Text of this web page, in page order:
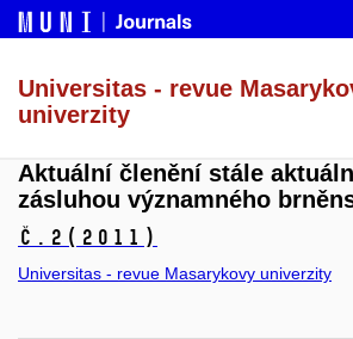
Universitas - revue
univerzity
Aktuální členění stále
zásluhou významného
č.2 (2011)
Universitas - revue Masarykovy univerzity